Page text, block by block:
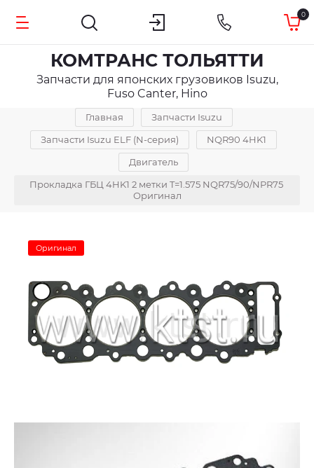
0
КОМТРАНС ТОЛЬЯТТИ
Запчасти для японских грузовиков Isuzu,
Fuso Canter, Hino
Главная
Запчасти Isuzu
Запчасти Isuzu ELF (N-серия)
NQR90 4HK1
Двигатель
Прокладка ГБЦ 4HK1 2 метки T=1.575 NQR75/90/NPR75
Оригинал
Оригинал